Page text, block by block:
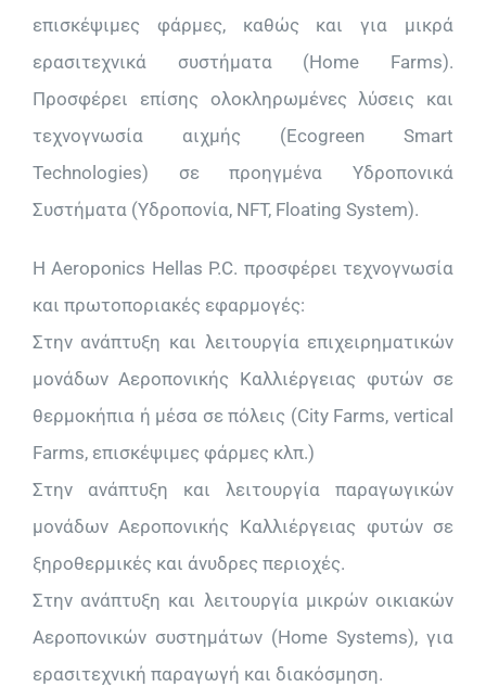
επισκέψιμες φάρμες, καθώς και για μικρά
ερασιτεχνικά συστήματα (Home Farms).
Προσφέρει επίσης ολοκληρωμένες λύσεις και
τεχνογνωσία αιχμής (Ecogreen Smart
Technologies) σε προηγμένα Υδροπονικά
Συστήματα (Υδροπονία, NFT, Floating System).
Η Aeroponics Hellas P.C. προσφέρει τεχνογνωσία
και πρωτοποριακές εφαρμογές:
Στην ανάπτυξη και λειτουργία επιχειρηματικών
μονάδων Αεροπονικής Καλλιέργειας φυτών σε
θερμοκήπια ή μέσα σε πόλεις (City Farms, vertical
Farms, επισκέψιμες φάρμες κλπ.)
Στην ανάπτυξη και λειτουργία παραγωγικών
μονάδων Αεροπονικής Καλλιέργειας φυτών σε
ξηροθερμικές και άνυδρες περιοχές.
Στην ανάπτυξη και λειτουργία μικρών οικιακών
Αεροπονικών συστημάτων (Home Systems), για
ερασιτεχνική παραγωγή και διακόσμηση.